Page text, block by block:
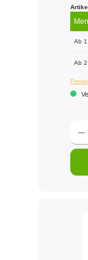
Ab 1
Ab 2